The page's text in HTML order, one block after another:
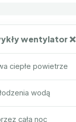
wentylator ❌
ciepłe powietrze
wodą
całą noc